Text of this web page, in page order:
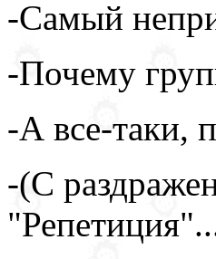
-Самый
-Почему
-А все-таки,
-(С